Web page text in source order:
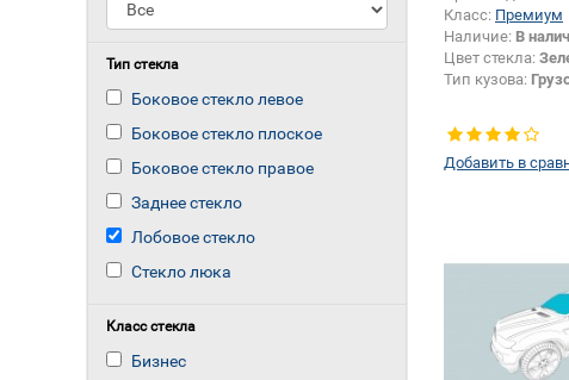
Тип стекла
Боковое стекло левое
Боковое стекло плоское
Боковое стекло правое
Заднее стекло
Лобовое стекло
Стекло люка
Класс стекла
Бизнес
Класс: Премиум
Наличие: В
Цвет стекла:
Тип кузова:
Добавить в